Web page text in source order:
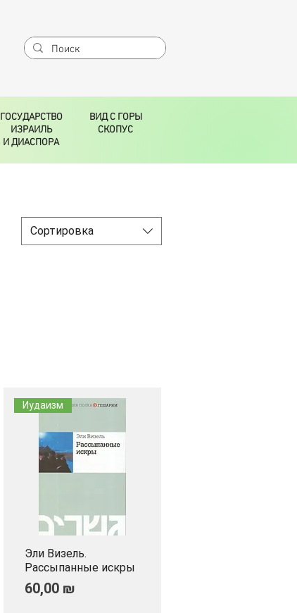
ГОСУДАРСТВО
ИЗРАИЛЬ
И ДИАСПОРА
ВИД С ГОРЫ
СКОПУС
Сортировка
Быстрый просмотр
Иудаизм
Эли Визель.
Рассыпанные искры
Цена
60,00 ₪